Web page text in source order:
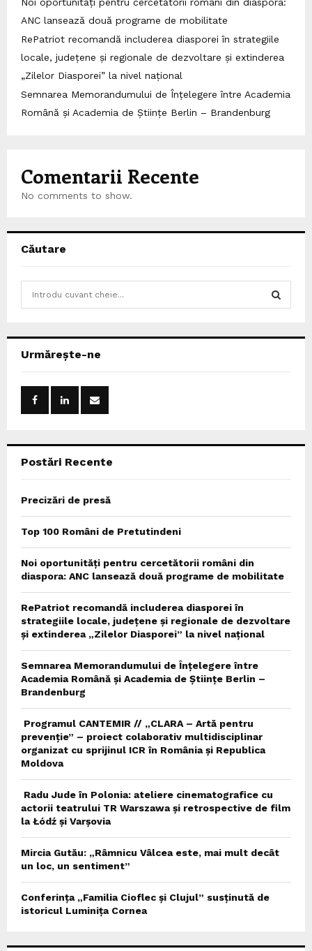
Noi oportunități pentru cercetătorii români din diaspora:
ANC lansează două programe de mobilitate
RePatriot recomandă includerea diasporei în strategiile
locale, județene și regionale de dezvoltare și extinderea
„Zilelor Diasporei” la nivel național
Semnarea Memorandumului de Înțelegere între Academia
Română și Academia de Științe Berlin – Brandenburg
Comentarii Recente
No comments to show.
Căutare
h
Urmărește-ne
Postări Recente
Precizări de presă
Top 100 Români de Pretutindeni
Noi oportunități pentru cercetătorii români din
diaspora: ANC lansează două programe de mobilitate
RePatriot recomandă includerea diasporei în
strategiile locale, județene și regionale de dezvoltare
și extinderea „Zilelor Diasporei” la nivel național
Semnarea Memorandumului de Înțelegere între
Academia Română și Academia de Științe Berlin –
Brandenburg
Programul CANTEMIR // „CLARA – Artă pentru
prevenție” – proiect colaborativ multidisciplinar
organizat cu sprijinul ICR în România și Republica
Moldova
Radu Jude în Polonia: ateliere cinematografice cu
actorii teatrului TR Warszawa și retrospective de film
la Łódź și Varșovia
Mircia Gutău: „Râmnicu Vâlcea este, mai mult decât
un loc, un sentiment”
Conferința „Familia Cioflec și Clujul” susținută de
istoricul Luminița Cornea